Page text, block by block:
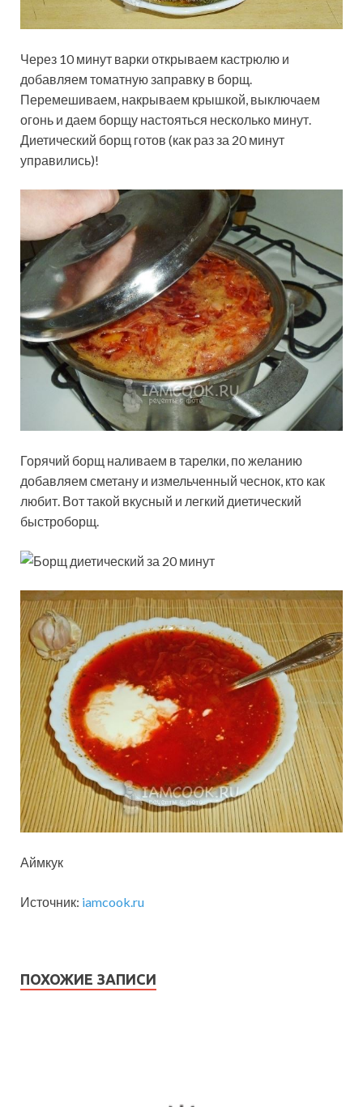
Через 10 минут варки открываем кастрюлю и
добавляем томатную заправку в борщ.
Перемешиваем, накрываем крышкой, выключаем
огонь и даем борщу настояться несколько минут.
Диетический борщ готов (как раз за 20 минут
управились)!
Горячий борщ наливаем в тарелки, по желанию
добавляем сметану и измельченный чеснок, кто как
любит. Вот такой вкусный и легкий диетический
быстроборщ.
Аймкук
Источник: iamcook.ru
ПОХОЖИЕ ЗАПИСИ